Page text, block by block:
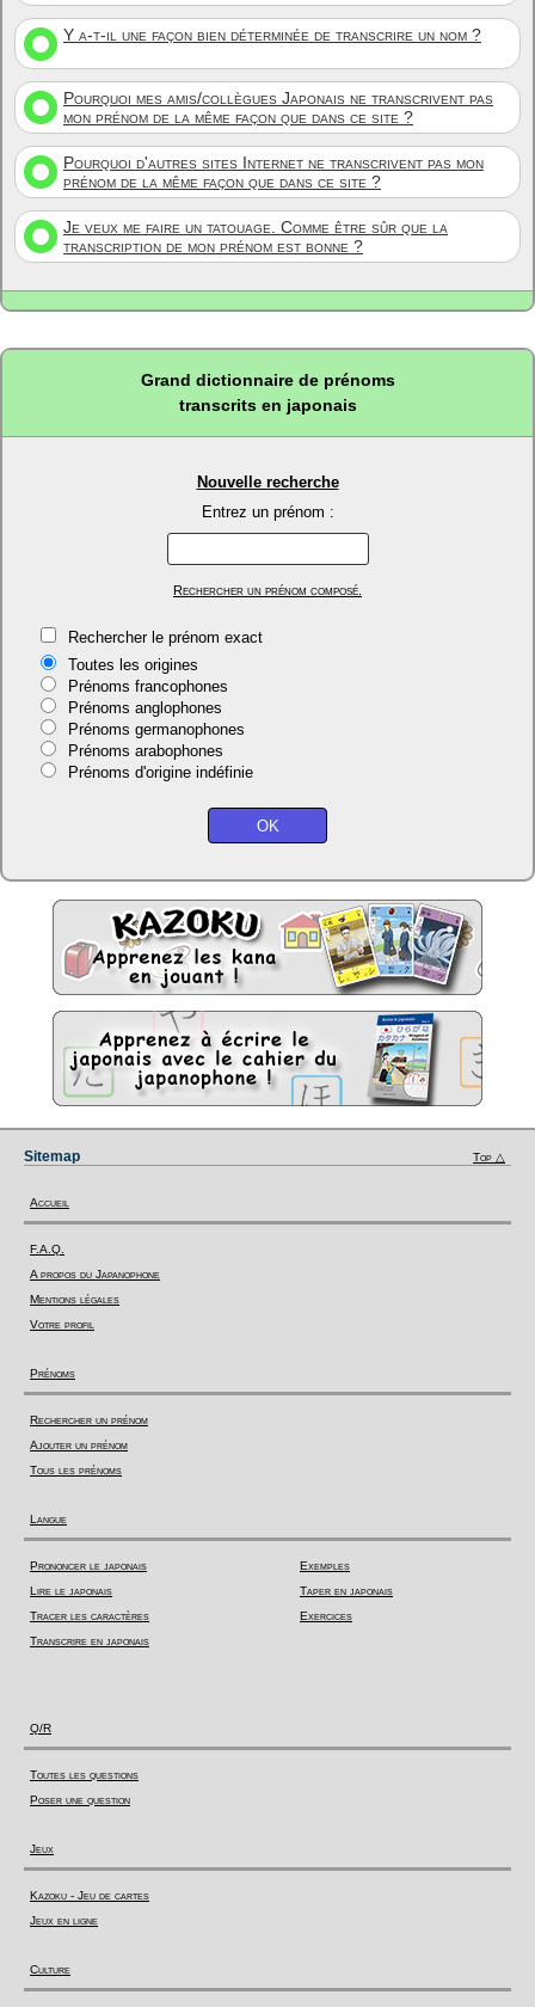
Y a-t-il une façon bien déterminée de transcrire un nom ?
Pourquoi mes amis/collègues Japonais ne transcrivent pas
mon prénom de la même façon que dans ce site ?
Pourquoi d'autres sites Internet ne transcrivent pas mon
prénom de la même façon que dans ce site ?
Je veux me faire un tatouage. Comme être sûr que la
transcription de mon prénom est bonne ?
Grand dictionnaire de prénoms
transcrits en japonais
Nouvelle recherche
Entrez un prénom :
Rechercher un prénom composé.
Rechercher le prénom exact
Toutes les origines
Prénoms francophones
Prénoms anglophones
Prénoms germanophones
Prénoms arabophones
Prénoms d'origine indéfinie
Sitemap Top △
Accueil
F.A.Q.
A propos du Japanophone
Mentions légales
Votre profil
Prénoms
Rechercher un prénom
Ajouter un prénom
Tous les prénoms
Langue
Prononcer le japonais
Lire le japonais
Tracer les caractères
Transcrire en japonais
Exemples
Taper en japonais
Exercices
Q/R
Toutes les questions
Poser une question
Jeux
Kazoku - Jeu de cartes
Jeux en ligne
Culture